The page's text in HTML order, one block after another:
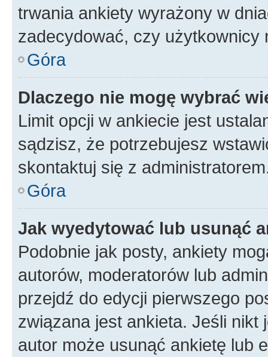
trwania ankiety wyrażony w
zadecydować, czy użytkownicy
Góra
Dlaczego nie mogę wybrać
Limit opcji w ankiecie jest
sądzisz, że potrzebujesz
skontaktuj się z
Góra
Jak wyedytować lub usunąć
Podobnie jak posty, ankiety
autorów, moderatorów lub
przejdź do edycji pierwszego
związana jest ankieta. Jeśli nikt
autor może usunąć ankietę lub